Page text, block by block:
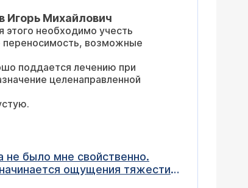
контуром, на уровне
хорошо расправляются
нижней 1/3 тела и
желудка розовая,
отделов
Игорь Михайлович
этого необходимо учесть
переносимость, возможные
поддается лечению при
целенаправленной
было мне свойственно.
ощущения тяжести